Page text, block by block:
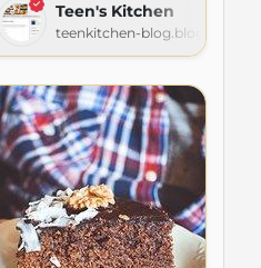
Teen's Kitchen
teenkitchen-blog.blogspot.com